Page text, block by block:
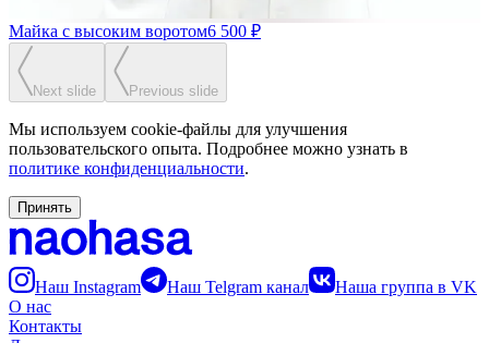
Майка с высоким воротом6 500 ₽
Next slide Previous slide
Мы используем cookie-файлы для улучшения
пользовательского опыта. Подробнее можно узнать в
политике конфиденциальности.
Принять
Наш Instagram Наш Telgram канал
Наша группа в VK
О нас
Контакты